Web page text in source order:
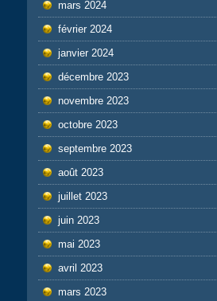
mars 2024
février 2024
janvier 2024
décembre 2023
novembre 2023
octobre 2023
septembre 2023
août 2023
juillet 2023
juin 2023
mai 2023
avril 2023
mars 2023